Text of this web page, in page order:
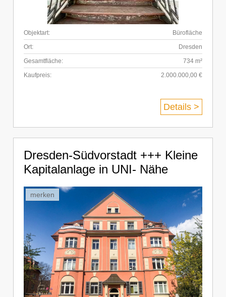
Objektart:
Bürofläche
Ort:
Dresden
Gesamtfläche:
734 m²
Kaufpreis:
2.000.000,00 €
Details >
Dresden-Südvorstadt +++ Kleine
Kapitalanlage in UNI- Nähe
merken